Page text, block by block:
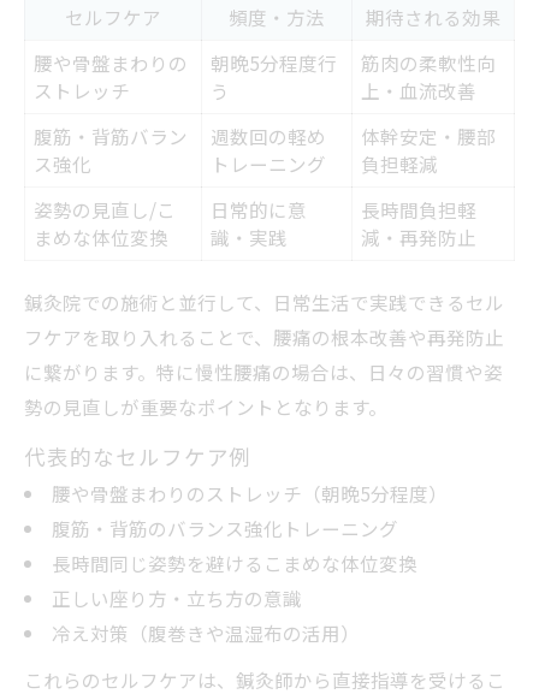
セルフケア 頻度・方法
期待される効果
腰や骨盤まわりの
ストレッチ
朝晩5分程度行
う
筋肉の柔軟性向
上・血流改善
腹筋・背筋バラン
ス強化
週数回の軽め
トレーニング
体幹安定・腰部
負担軽減
姿勢の見直し/こ
まめな体位変換
日常的に意
識・実践
長時間負担軽
減・再発防止
鍼灸院での施術と並行して、日常生活で実践できるセル
フケアを取り入れることで、腰痛の根本改善や再発防止
に繋がります。特に慢性腰痛の場合は、日々の習慣や姿
勢の見直しが重要なポイントとなります。
代表的なセルフケア例
腰や骨盤まわりのストレッチ（朝晩5分程度）
腹筋・背筋のバランス強化トレーニング
長時間同じ姿勢を避けるこまめな体位変換
正しい座り方・立ち方の意識
冷え対策（腹巻きや温湿布の活用）
これらのセルフケアは、鍼灸師から直接指導を受けるこ